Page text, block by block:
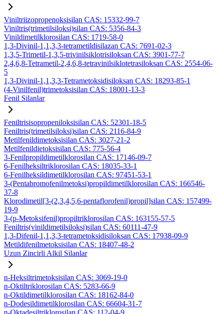
Viniltriizopropenoksisilan CAS: 15332-99-7
Viniltris(trimetilsiloksi)silan CAS: 5356-84-3
Vinildimetilklorosilan CAS: 1719-58-0
1,3-Divinil-1,1,3,3-tetrametildisilazan CAS: 7691-02-3
1,3,5-Trimetil-1,3,5-trivinilsiklotrisiloksan CAS: 3901-77-7
2,4,6,8-Tetrametil-2,4,6,8-tetravinilsiklotetrasiloksan CAS: 2554-06-
5
1,3-Divinil-1,1,3,3-Tetrametoksidisiloksan CAS: 18293-85-1
(4-Vinilfenil)trimetoksisilan CAS: 18001-13-3
Fenil Silanlar
Feniltrisisopropeniloksisilan CAS: 52301-18-5
Feniltris(trimetilsiloksi)silan CAS: 2116-84-9
Metilfenildimetoksisilan CAS: 3027-21-2
Metilfenildietoksisilan CAS: 775-56-4
3-Fenilpropildimetilklorosilan CAS: 17146-09-7
6-Fenilheksiltriklorosilan CAS: 18035-33-1
6-Fenilheksildimetilklorosilan CAS: 97451-53-1
3-(Pentabromofenilmetoksi)propildimetilklorosilan CAS: 166546-
37-8
Klorodimetil[3-(2,3,4,5,6-pentaflorofenil)propil]silan CAS: 157499-
19-9
3-(p-Metoksifenil)propiltriklorosilan CAS: 163155-57-5
Feniltris(vinildimetilsiloksi)silan CAS: 60111-47-9
1,3-Difenil-1,1,3,3-tetrametoksidisiloksan CAS: 17938-09-9
Metildifenilmetoksisilan CAS: 18407-48-2
Uzun Zincirli Alkil Silanlar
n-Heksiltrimetoksisilan CAS: 3069-19-0
n-Oktiltriklorosilan CAS: 5283-66-9
n-Oktildimetilklorosilan CAS: 18162-84-0
n-Dodesildimetilklorosilan CAS: 66604-31-7
n-Oktadesiltriklorosilan CAS: 112-04-9